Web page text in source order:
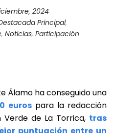
2024
Principal,
, Noticias, Participación
Álamo ha conseguido una
eurospara la redacción
de La Torrica, tras
puntuación entre un